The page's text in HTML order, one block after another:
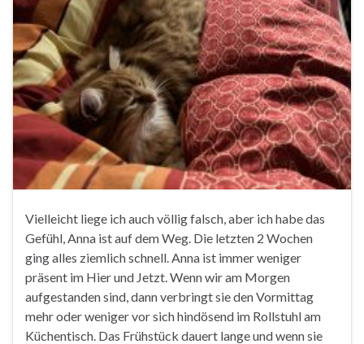
Vielleicht liege ich auch völlig falsch, aber ich habe das
Gefühl, Anna ist auf dem Weg. Die letzten 2 Wochen
ging alles ziemlich schnell. Anna ist immer weniger
präsent im Hier und Jetzt. Wenn wir am Morgen
aufgestanden sind, dann verbringt sie den Vormittag
mehr oder weniger vor sich hindösend im Rollstuhl am
Küchentisch. Das Frühstück dauert lange und wenn sie